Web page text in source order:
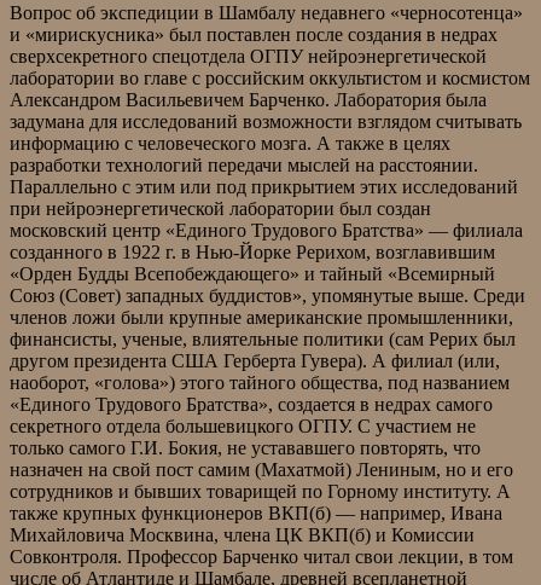
Вопрос об экспедиции в Шамбалу недавнего «черносотенца»
и «мирискусника» был поставлен после создания в недрах
сверхсекретного спецотдела ОГПУ нейроэнергетической
лаборатории во главе с российским оккультистом и космистом
Александром Васильевичем Барченко. Лаборатория была
задумана для исследований возможности взглядом считывать
информацию с человеческого мозга. А также в целях
разработки технологий передачи мыслей на расстоянии.
Параллельно с этим или под прикрытием этих исследований
при нейроэнергетической лаборатории был создан
московский центр «Единого Трудового Братства» — филиала
созданного в 1922 г. в Нью-Йорке Рерихом, возглавившим
«Орден Будды Всепобеждающего» и тайный «Всемирный
Союз (Совет) западных буддистов», упомянутые выше. Среди
членов ложи были крупные американские промышленники,
финансисты, ученые, влиятельные политики (сам Рерих был
другом президента США Герберта Гувера). А филиал (или,
наоборот, «голова») этого тайного общества, под названием
«Единого Трудового Братства», создается в недрах самого
секретного отдела большевицкого ОГПУ. С участием не
только самого Г.И. Бокия, не устававшего повторять, что
назначен на свой пост самим (Махатмой) Лениным, но и его
сотрудников и бывших товарищей по Горному институту. А
также крупных функционеров ВКП(б) — например, Ивана
Михайловича Москвина, члена ЦК ВКП(б) и Комиссии
Совконтроля. Профессор Барченко читал свои лекции, в том
числе об Атлантиде и Шамбале, древней всепланетной